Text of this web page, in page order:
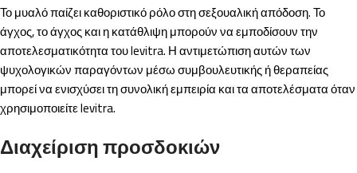
Το μυαλό παίζει καθοριστικό ρόλο στη σεξουαλική απόδοση. Το
άγχος, το άγχος και η κατάθλιψη μπορούν να εμποδίσουν την
αποτελεσματικότητα του levitra. Η αντιμετώπιση αυτών των
ψυχολογικών παραγόντων μέσω συμβουλευτικής ή θεραπείας
μπορεί να ενισχύσει τη συνολική εμπειρία και τα αποτελέσματα όταν
χρησιμοποιείτε levitra.
Διαχείριση προσδοκιών